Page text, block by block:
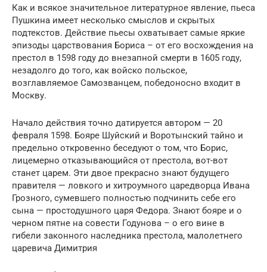
Как и всякое значительное литературное явление, пьеса
Пушкина имеет несколько смыслов и скрытых
подтекстов. Действие пьесы охватывает самые яркие
эпизоды царствования Бориса – от его восхождения на
престол в 1598 году до внезапной смерти в 1605 году,
незадолго до того, как войско польское,
возглавляемое Самозванцем, победоносно входит в
Москву.
Начало действия точно датируется автором — 20
февраля 1598. Бояре Шуйский и Воротынский тайно и
предельно откровенно беседуют о том, что Борис,
лицемерно отказывающийся от престола, вот-вот
станет царем. Эти двое прекрасно знают будущего
правителя — ловкого и хитроумного царедворца Ивана
Грозного, сумевшего полностью подчинить себе его
сына — простодушного царя Федора. Знают бояре и о
черном пятне на совести Годунова – о его вине в
гибели законного наследника престола, малолетнего
царевича Димитрия